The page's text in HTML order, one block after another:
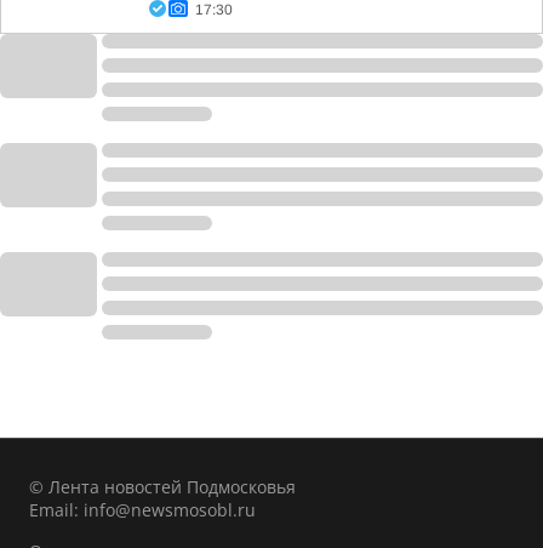
17:30
© Лента новостей Подмосковья
Email: info@newsmosobl.ru